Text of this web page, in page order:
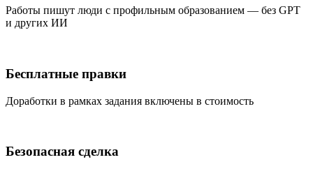
Работы пишут люди с профильным образованием — без GPT
и других ИИ
Бесплатные правки
Доработки в рамках задания включены в стоимость
Безопасная сделка